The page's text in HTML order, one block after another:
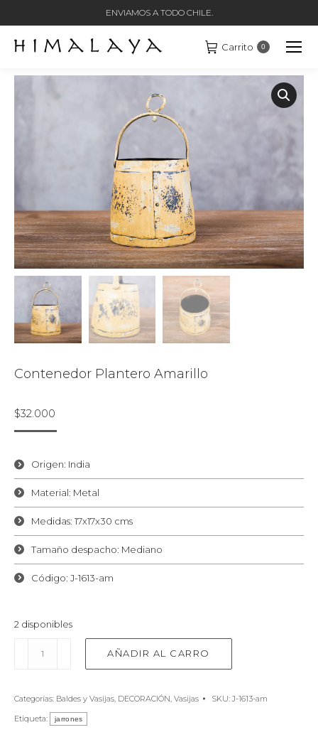
ENVIAMOS A TODO CHILE.
Carrito 0
Contenedor Plantero Amarillo
$32.000
Origen: India
Material: Metal
Medidas: 17x17x30 cms
Tamaño despacho: Mediano
Código: J-1613-am
2 disponibles
plantero
AÑADIR AL CARRO
Categorías: Baldes y Vasijas DECORACIÓN Vasijas SKU: J-1613-am
Etiqueta:
jarrones